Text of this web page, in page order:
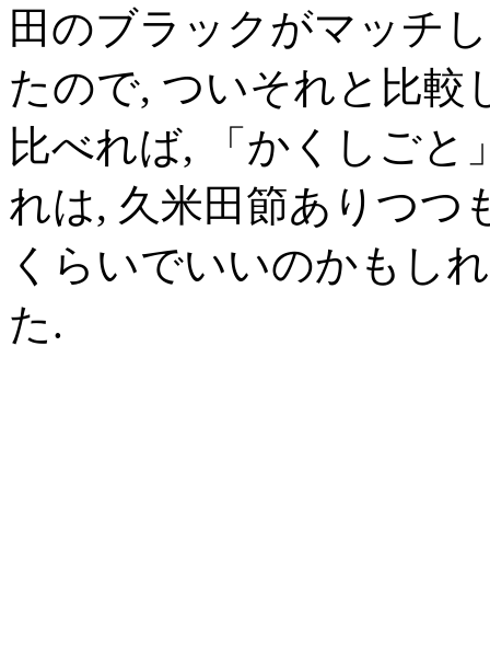
田のブラックがマッチ
たので, ついそれと比較
比べれば, 「かくしごと
れは, 久米田節ありつつ
くらいでいいのかもし
た.